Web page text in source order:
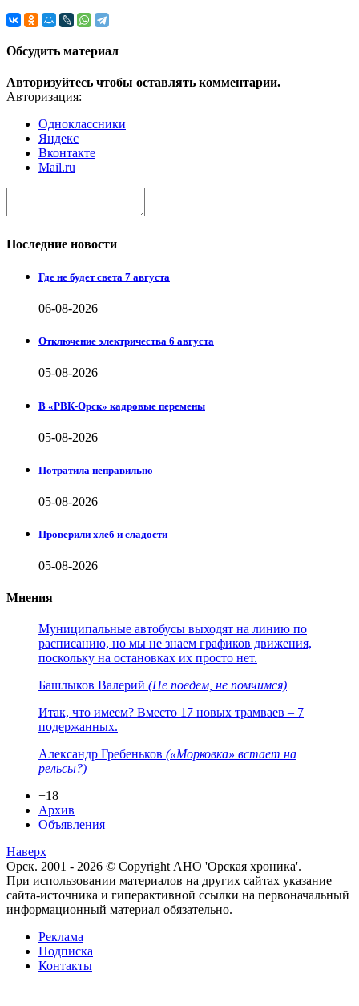
Обсудить материал
Авторизуйтесь чтобы оставлять комментарии.
Авторизация:
Одноклассники
Яндекс
Вконтакте
Mail.ru
Последние новости
Где не будет света 7 августа
06-08-2026
Отключение электричества 6 августа
05-08-2026
В «РВК-Орск» кадровые перемены
05-08-2026
Потратила неправильно
05-08-2026
Проверили хлеб и сладости
05-08-2026
Мнения
Муниципальные автобусы выходят на линию по
расписанию, но мы не знаем графиков движения,
поскольку на остановках их просто нет.
Башлыков Валерий (Не поедем, не помчимся)
Итак, что имеем? Вместо 17 новых трамваев – 7
подержанных.
Александр Гребеньков («Морковка» встает на
рельсы?)
+18
Архив
Объявления
Наверх
Орск. 2001 - 2026 © Copyright АНО 'Орская хроника'.
При использовании материалов на других сайтах указание
сайта-источника и гиперактивной ссылки на первоначальный
информационный материал обязательно.
Реклама
Подписка
Контакты